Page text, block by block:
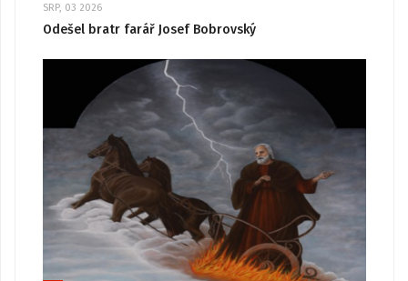
SRP, 03 2026
Odešel bratr farář Josef Bobrovský